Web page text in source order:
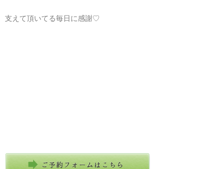
支えて頂いてる毎日に感謝♡